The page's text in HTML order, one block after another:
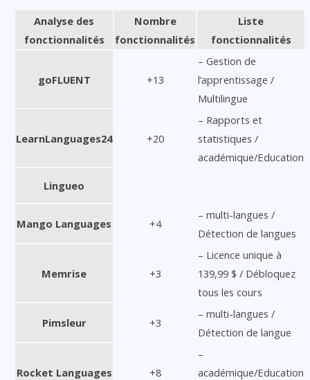
Analyse des
fonctionnalités
Nombre
fonctionnalités
Liste
fonctionnalités
goFLUENT +13
– Gestion de
l’apprentissage /
Multilingue
LearnLanguages24 +20
– Rapports et
statistiques /
académique/Education
Lingueo
Mango Languages +4
– multi-langues /
Détection de langues
Memrise +3
– Licence unique à
139,99 $ / Débloquez
tous les cours
Pimsleur +3
– multi-langues /
Détection de langue
Rocket Languages +8
–
académique/Education